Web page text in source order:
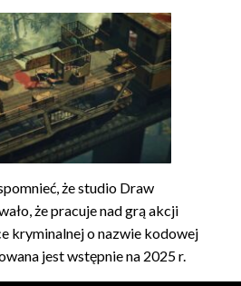
że studio Draw
że pracuje nad grą akcji
kryminalnej o nazwie kodowej
jest wstępnie na 2025 r.